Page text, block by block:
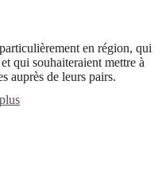
en région, qui
qui souhaiteraient mettre à
auprès de leurs pairs.